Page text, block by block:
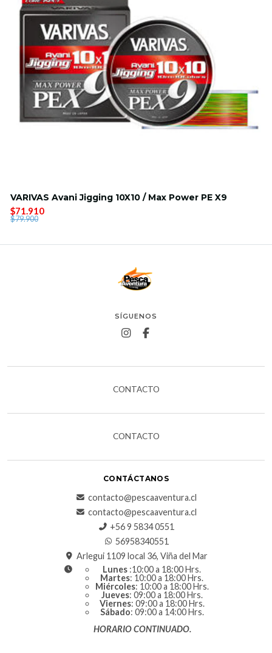
VARIVAS Avani Jigging 10X10 / Max Power PE X9
$71.910
$79.900
SÍGUENOS
CONTACTO
CONTACTO
CONTÁCTANOS
contacto@pescaaventura.cl
contacto@pescaaventura.cl
+56 9 5834 0551
56958340551
Arlegui 1109 local 36, Viña del Mar
Lunes :10:00 a 18:00 Hrs.
Martes: 10:00 a 18:00 Hrs.
Miércoles: 10:00 a 18:00 Hrs.
Jueves: 09:00 a 18:00 Hrs.
Viernes: 09:00 a 18:00 Hrs.
Sábado: 09:00 a 14:00 Hrs.
HORARIO CONTINUADO.